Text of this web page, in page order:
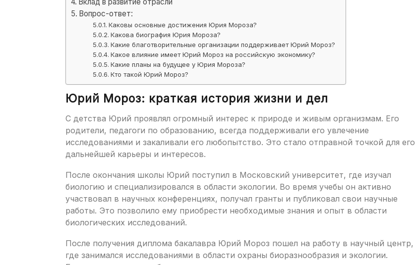
Вопрос-ответ:
Каковы основные достижения Юрия Мороза?
Какова биография Юрия Мороза?
Какие благотворительные организации поддерживает Юрий Мороз?
Какое влияние имеет Юрий Мороз на российскую экономику?
Какие планы на будущее у Юрия Мороза?
Кто такой Юрий Мороз?
Юрий Мороз: краткая история жизни и дел
С детства Юрий проявлял огромный интерес к природе и живым организмам. Его
родители, педагоги по образованию, всегда поддерживали его увлечение
исследованиями и закаливали его любопытство. Это стало отправной точкой для его
дальнейшей карьеры и интересов.
После окончания школы Юрий поступил в Московский университет, где изучал
биологию и специализировался в области экологии. Во время учебы он активно
участвовал в научных конференциях, получал гранты и публиковал свои научные
работы. Это позволило ему приобрести необходимые знания и опыт в области
биологических исследований.
После получения диплома бакалавра Юрий Мороз пошел на работу в научный центр,
где занимался исследованиями в области охраны биоразнообразия и экологии.